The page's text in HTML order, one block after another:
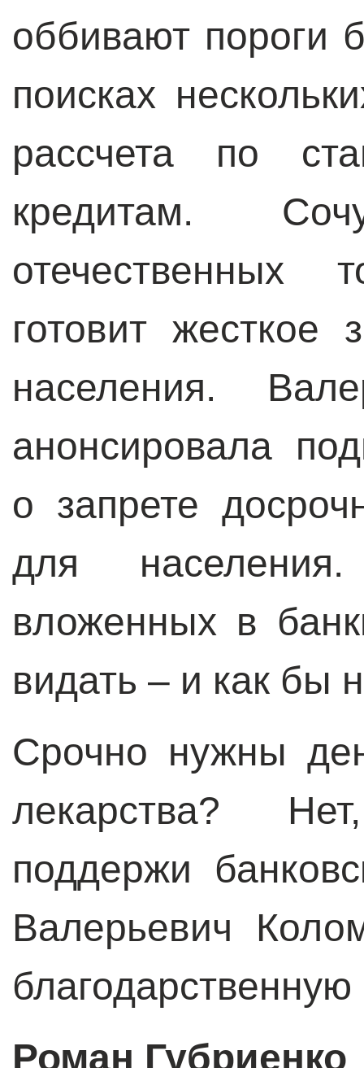
оббивают пороги
поисках
рассчета по
кредитам.
отечественных
готовит жесткое
населения.
анонсировала
о запрете
для
вложенных в
видать – и как бы
Срочно нужны
лекарства?
поддержи
Валерьевич
благодарственную
Роман Губриенко